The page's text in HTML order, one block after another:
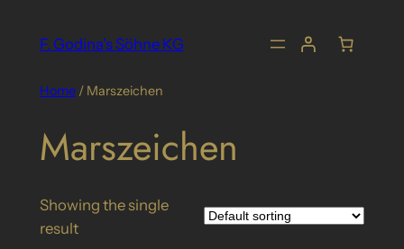
F. Godina's Söhne KG
Home/ Marszeichen
Marszeichen
Showing the single
result